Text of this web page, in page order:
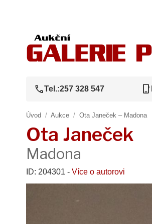
callTel.:257 328 547 phone_iphone
Úvod / Aukce / Ota Janeček – Madona
Ota Janeček
Madona
ID: 204301 - Více o autorovi